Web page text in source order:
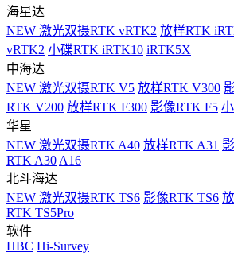
海星达
NEW 激光双摄RTK vRTK2 放样RTK
vRTK2 小碟RTK iRTK10 iRTK5X
中海达
NEW 激光双摄RTK V5 放样RTK V300
RTK V200 放样RTK F300 影像RTK F5
华星
NEW 激光双摄RTK A40 放样RTK A31
RTK A30 A16
北斗海达
NEW 激光双摄RTK TS6 影像RTK TS6
RTK TS5Pro
软件
HBC Hi-Survey